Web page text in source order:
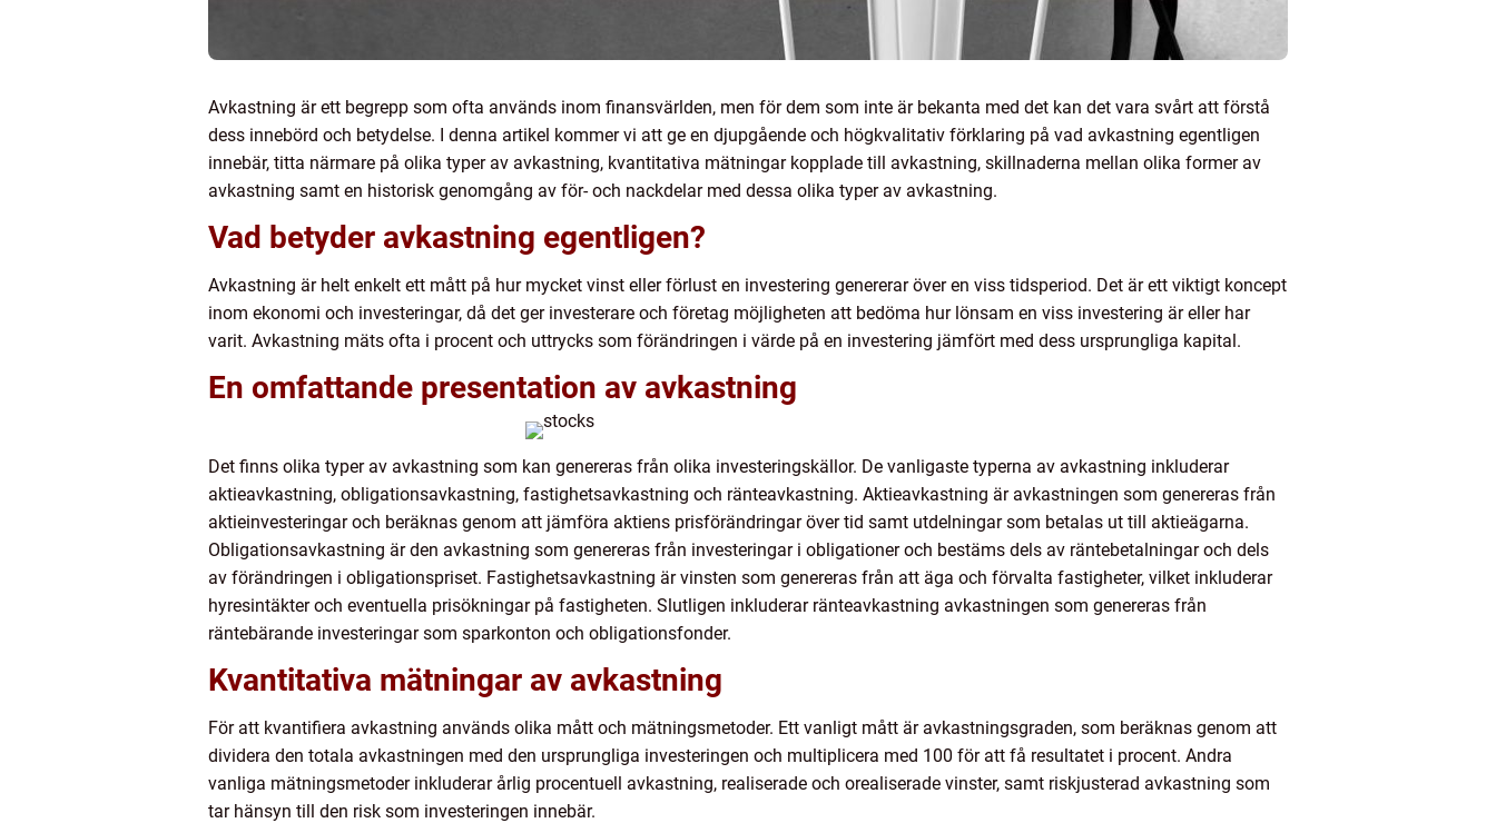
Avkastning är ett begrepp som ofta används inom finansvärlden, men för dem som inte är bekanta med det kan det vara svårt att förstå
dess innebörd och betydelse. I denna artikel kommer vi att ge en djupgående och högkvalitativ förklaring på vad avkastning egentligen
innebär, titta närmare på olika typer av avkastning, kvantitativa mätningar kopplade till avkastning, skillnaderna mellan olika former av
avkastning samt en historisk genomgång av för- och nackdelar med dessa olika typer av avkastning.
Vad betyder avkastning egentligen?
Avkastning är helt enkelt ett mått på hur mycket vinst eller förlust en investering genererar över en viss tidsperiod. Det är ett viktigt koncept
inom ekonomi och investeringar, då det ger investerare och företag möjligheten att bedöma hur lönsam en viss investering är eller har
varit. Avkastning mäts ofta i procent och uttrycks som förändringen i värde på en investering jämfört med dess ursprungliga kapital.
En omfattande presentation av avkastning
Det finns olika typer av avkastning som kan genereras från olika investeringskällor. De vanligaste typerna av avkastning inkluderar
aktieavkastning, obligationsavkastning, fastighetsavkastning och ränteavkastning. Aktieavkastning är avkastningen som genereras från
aktieinvesteringar och beräknas genom att jämföra aktiens prisförändringar över tid samt utdelningar som betalas ut till aktieägarna.
Obligationsavkastning är den avkastning som genereras från investeringar i obligationer och bestäms dels av räntebetalningar och dels
av förändringen i obligationspriset. Fastighetsavkastning är vinsten som genereras från att äga och förvalta fastigheter, vilket inkluderar
hyresintäkter och eventuella prisökningar på fastigheten. Slutligen inkluderar ränteavkastning avkastningen som genereras från
räntebärande investeringar som sparkonton och obligationsfonder.
Kvantitativa mätningar av avkastning
För att kvantifiera avkastning används olika mått och mätningsmetoder. Ett vanligt mått är avkastningsgraden, som beräknas genom att
dividera den totala avkastningen med den ursprungliga investeringen och multiplicera med 100 för att få resultatet i procent. Andra
vanliga mätningsmetoder inkluderar årlig procentuell avkastning, realiserade och orealiserade vinster, samt riskjusterad avkastning som
tar hänsyn till den risk som investeringen innebär.